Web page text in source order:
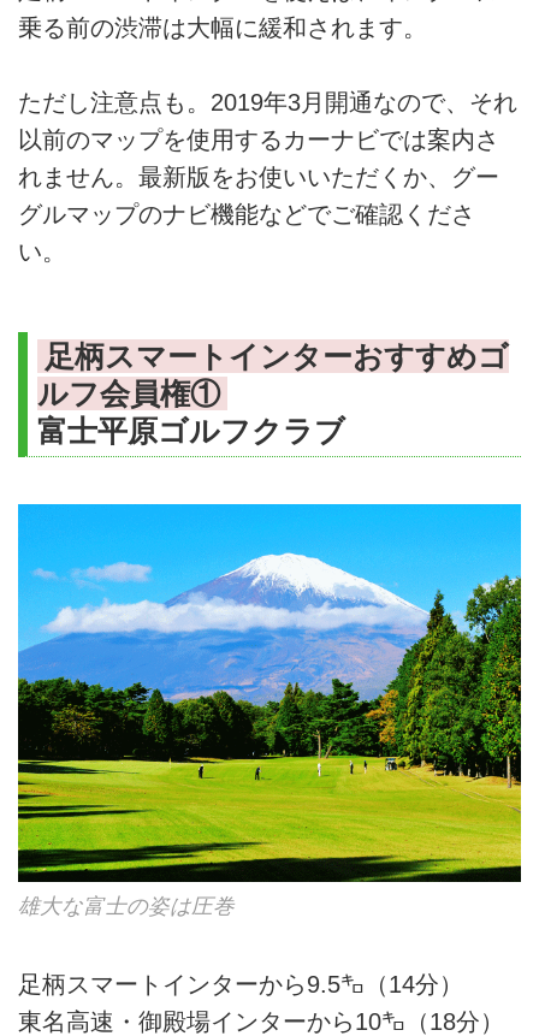
乗る前の渋滞は大幅に緩和されます。
ただし注意点も。2019年3月開通なので、それ
以前のマップを使用するカーナビでは案内さ
れません。最新版をお使いいただくか、グー
グルマップのナビ機能などでご確認くださ
い。
足柄スマートインターおすすめゴ
ルフ会員権①
富士平原ゴルフクラブ
雄大な富士の姿は圧巻
足柄スマートインターから9.5㌔（14分）
東名高速・御殿場インターから10㌔（18分）